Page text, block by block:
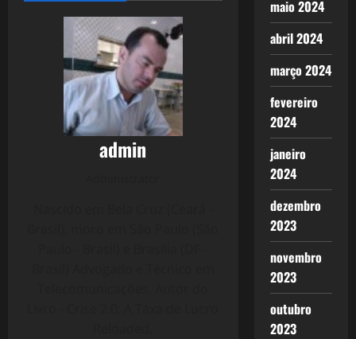
admin
maio 2024
abril 2024
março 2024
fevereiro
2024
janeiro
2024
dezembro
2023
novembro
2023
outubro
2023